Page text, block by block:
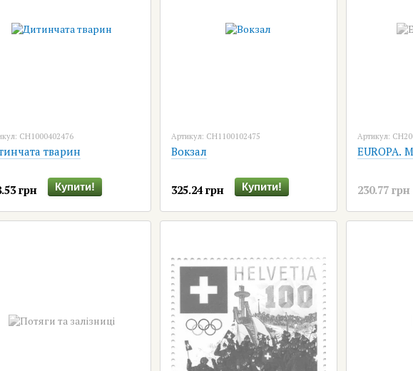
CH1000402476
тварин
грн Купити!
Артикул: CH1100102475
Вокзал
325.24 грн Купити!
Артикул:
EUROPA.
230.77 грн